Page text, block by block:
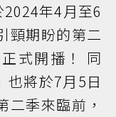
2024年4月至6
頸期盼的第二
式開播！ 同
也將於7月5日
二季來臨前，